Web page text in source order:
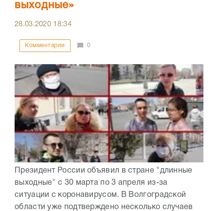
выходные»
28.03.2020 18:34
Комментарии 0
Президент России объявил в стране "длинные
выходные" с 30 марта по 3 апреля из-за
ситуации с коронавирусом. В Волгоградской
области уже подтверждено несколько случаев